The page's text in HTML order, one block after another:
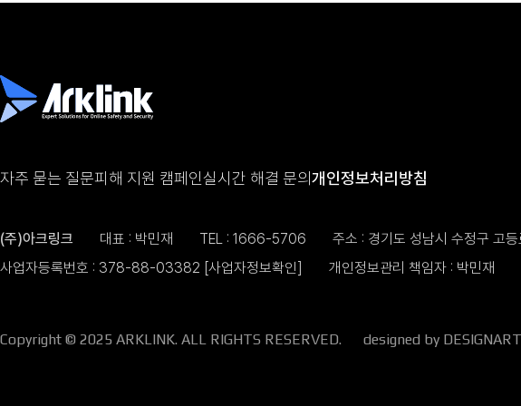
자주 묻는 질문피해 지원 캠페인실시간 해결 문의개인정보처리방침
(주)아크링크 대표 : 박민재 TEL : 1666-5706
주소 : 경기도 성남시 수정구 고
사업자등록번호 : 378-88-03382 [사업자정보확인] 개인정보관리 책임자 : 박민재
Copyright © 2025 ARKLINK. ALL RIGHTS RESERVED. designed by DESIGNART